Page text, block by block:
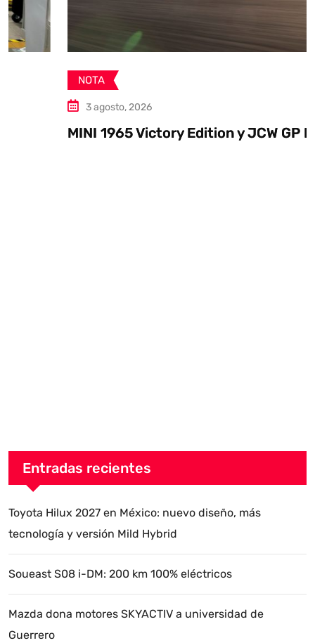
3 agosto, 2026
MINI 1965 Victory Edition y JCW GP Inspired
Entradas recientes
Toyota Hilux 2027 en México: nuevo diseño, más
tecnología y versión Mild Hybrid
Soueast S08 i-DM: 200 km 100% eléctricos
Mazda dona motores SKYACTIV a universidad de
Guerrero